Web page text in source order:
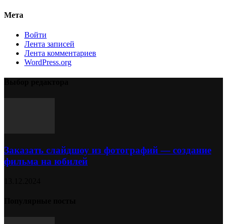
Мета
Войти
Лента записей
Лента комментариев
WordPress.org
Заказать слайдшоу из фотографий — создание
фильма на юбилей